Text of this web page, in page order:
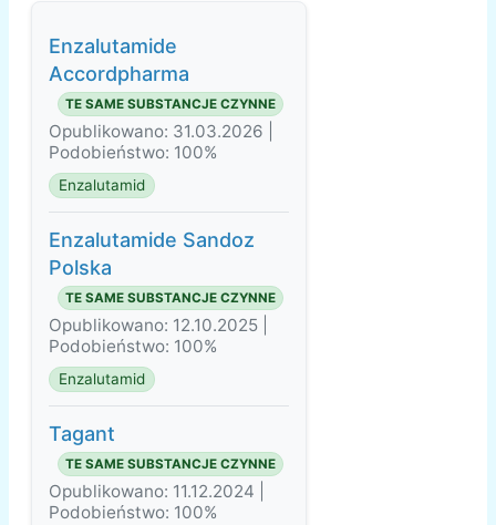
Enzalutamide
Accordpharma
TE SAME SUBSTANCJE CZYNNE
Opublikowano: 31.03.2026 |
Podobieństwo: 100%
Enzalutamid
Enzalutamide Sandoz
Polska
TE SAME SUBSTANCJE CZYNNE
Opublikowano: 12.10.2025 |
Podobieństwo: 100%
Enzalutamid
Tagant
TE SAME SUBSTANCJE CZYNNE
Opublikowano: 11.12.2024 |
Podobieństwo: 100%